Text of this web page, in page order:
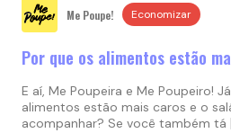
Me Poupe! Economizar
Por que os alimentos estão
E aí, Me Poupeira e Me Poupeiro!
alimentos estão mais caros e o
acompanhar? Se você também tá